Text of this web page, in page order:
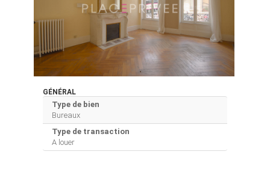
GÉNÉRAL
Type de bien
Bureaux
Type de transaction
A louer